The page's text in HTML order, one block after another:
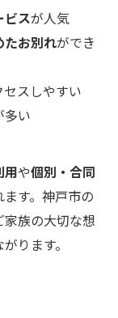
ビスが人気
たお別れができ
スしやすい
多い
用や個別・合同
す。神戸市の
族の大切な想
ります。